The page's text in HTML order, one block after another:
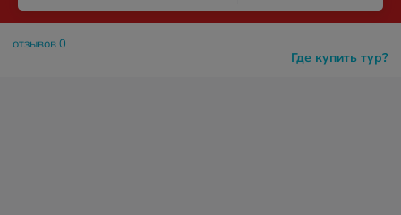
Где купить тур?
отзывов 0